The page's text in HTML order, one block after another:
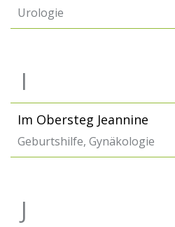
Urologie
I
Im Obersteg Jeannine
Geburtshilfe, Gynäkologie
J